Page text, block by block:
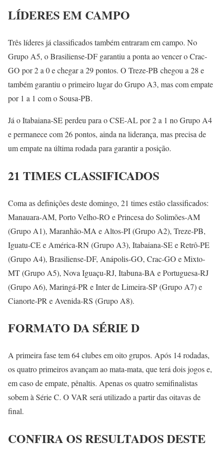
LÍDERES EM CAMPO
Três líderes já classificados também entraram em campo. No
Grupo A5, o Brasiliense-DF garantiu a ponta ao vencer o Crac-
GO por 2 a 0 e chegar a 29 pontos. O Treze-PB chegou a 28 e
também garantiu o primeiro lugar do Grupo A3, mas com empate
por 1 a 1 com o Sousa-PB.
Já o Itabaiana-SE perdeu para o CSE-AL por 2 a 1 no Grupo A4
e permanece com 26 pontos, ainda na liderança, mas precisa de
um empate na última rodada para garantir a posição.
21 TIMES CLASSIFICADOS
Coma as definições deste domingo, 21 times estão classificados:
Manauara-AM, Porto Velho-RO e Princesa do Solimões-AM
(Grupo A1), Maranhão-MA e Altos-PI (Grupo A2), Treze-PB,
Iguatu-CE e América-RN (Grupo A3), Itabaiana-SE e Retrô-PE
(Grupo A4), Brasiliense-DF, Anápolis-GO, Crac-GO e Mixto-
MT (Grupo A5), Nova Iguaçu-RJ, Itabuna-BA e Portuguesa-RJ
(Grupo A6), Maringá-PR e Inter de Limeira-SP (Grupo A7) e
Cianorte-PR e Avenida-RS (Grupo A8).
FORMATO DA SÉRIE D
A primeira fase tem 64 clubes em oito grupos. Após 14 rodadas,
os quatro primeiros avançam ao mata-mata, que terá dois jogos e,
em caso de empate, pênaltis. Apenas os quatro semifinalistas
sobem à Série C. O VAR será utilizado a partir das oitavas de
final.
CONFIRA OS RESULTADOS DESTE